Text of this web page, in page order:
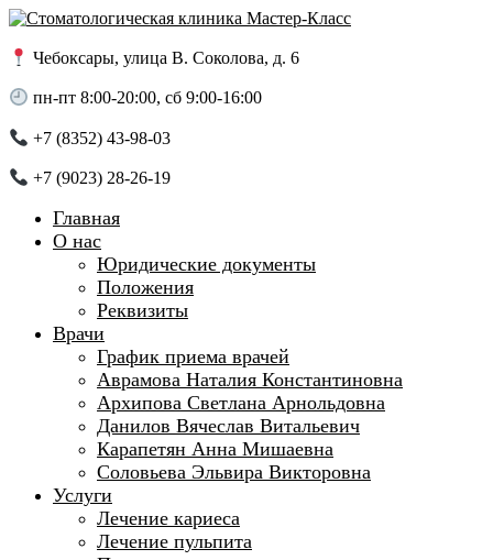
Skip
content
Чебоксары, улица В. Соколова, д. 6
пн-пт 8:00-20:00, сб 9:00-16:00
+7 (8352) 43-98-03
+7 (9023) 28-26-19
Главная
О нас
Юридические документы
Положения
Реквизиты
Врачи
График приема врачей
Аврамова Наталия Константиновна
Архипова Светлана Арнольдовна
Данилов Вячеслав Витальевич
Карапетян Анна Мишаевна
Соловьева Эльвира Викторовна
Услуги
Лечение кариеса
Лечение пульпита